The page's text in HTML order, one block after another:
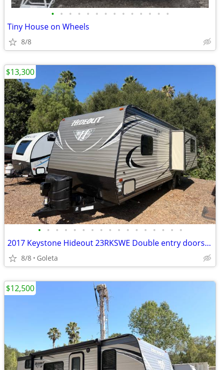
• • • • • • • • • • • • • •
Tiny House on Wheels
8/8
• • • • • • • • • • • • • • • • •
2017 Keystone Hideout 23RKSWE Double entry doors slide out
8/8 Goleta
$13,300
$12,500